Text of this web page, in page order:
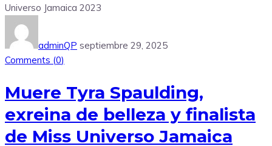
adminQP septiembre 29, 2025
Comments (0)
Muere Tyra Spaulding,
exreina de belleza y finalista
de Miss Universo Jamaica